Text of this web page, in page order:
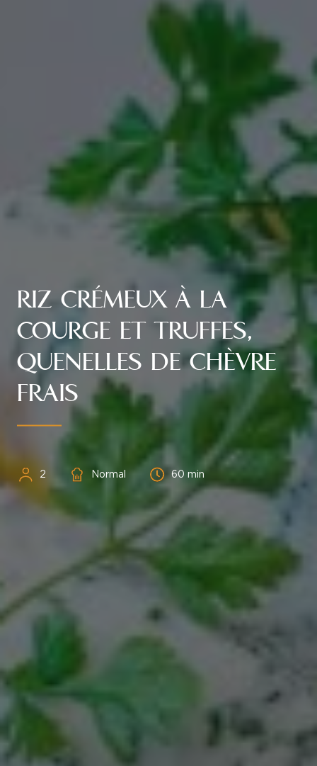
RIZ CRÉMEUX À LA
COURGE ET TRUFFES,
QUENELLES DE CHÈVRE
FRAIS
Personnes
2 Difficulté
Normal Temps60 min